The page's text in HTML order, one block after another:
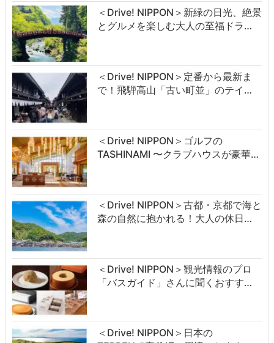
＜Drive! NIPPON＞新緑の日光、絶景
とグルメを楽しむ大人の至福ドラ…
＜Drive! NIPPON＞定番から最新ま
で！飛騨高山「古い町並」のテイ…
＜Drive! NIPPON＞ゴルフの
TASHINAMI 〜クラブハウスが豪華…
＜Drive! NIPPON＞古都・京都で海と
森の自然に抱かれる！大人の休日…
＜Drive! NIPPON＞観光情報のプロ
「バスガイド」さんに聞くおすす…
＜Drive! NIPPON＞日本の